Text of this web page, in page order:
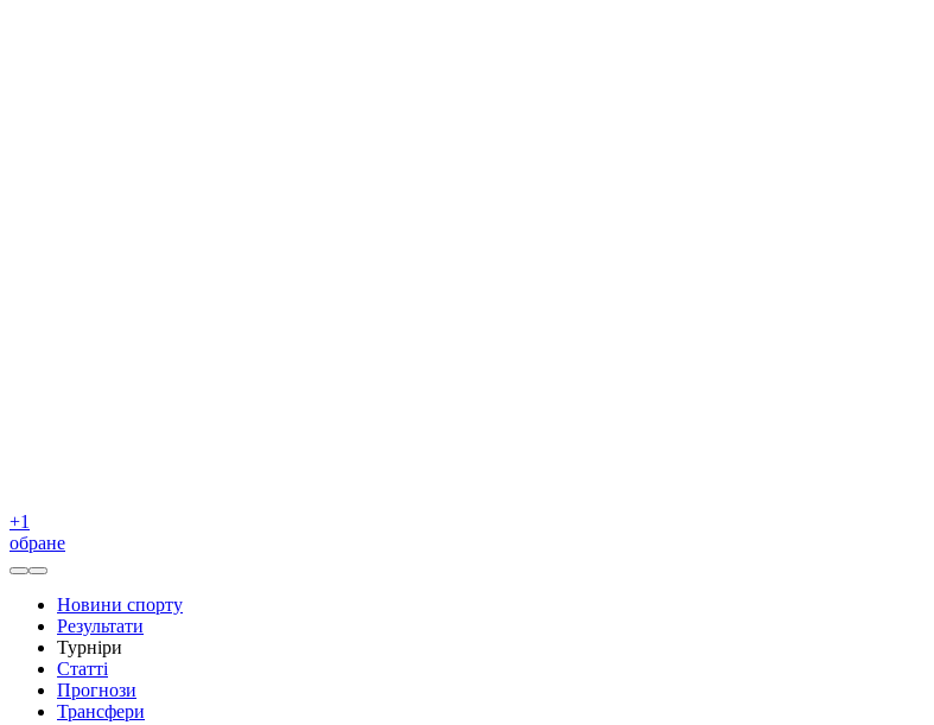
+1
обране
Новини спорту
Результати
Турніри
Статті
Прогнози
Трансфери